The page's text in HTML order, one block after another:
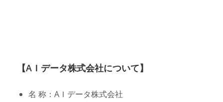
【AＩデータ株式会社について】
名 称：AＩデータ株式会社